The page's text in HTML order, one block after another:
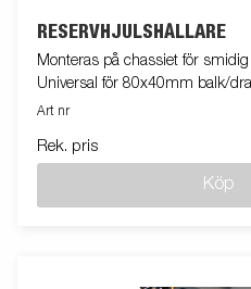
RESERVHJULSHÅLLARE
Monteras på chassiet för
Universal för 80x40mm balk/
Art nr
Rek. pris
Köp